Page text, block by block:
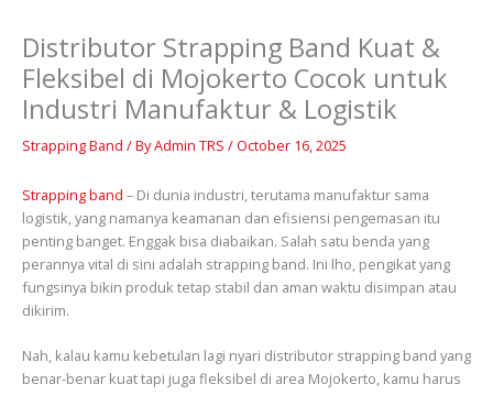
Distributor Strapping Band Kuat &
Fleksibel di Mojokerto Cocok untuk
Industri Manufaktur & Logistik
Strapping Band / ByAdmin TRS /October 16, 2025
Strapping band – Di dunia industri, terutama manufaktur sama
logistik, yang namanya keamanan dan efisiensi pengemasan itu
penting banget. Enggak bisa diabaikan. Salah satu benda yang
perannya vital di sini adalah strapping band. Ini lho, pengikat yang
fungsinya bikin produk tetap stabil dan aman waktu disimpan atau
dikirim.
Nah, kalau kamu kebetulan lagi nyari distributor strapping band yang
benar-benar kuat tapi juga fleksibel di area Mojokerto, kamu harus